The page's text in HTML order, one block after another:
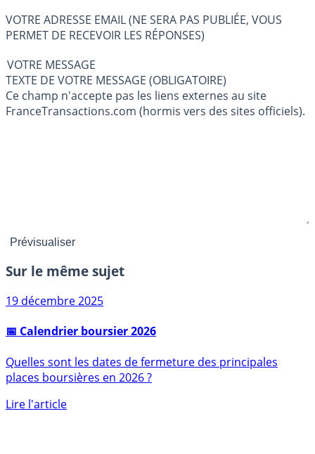
VOTRE ADRESSE EMAIL (NE SERA PAS PUBLIÉE, VOUS
PERMET DE RECEVOIR LES RÉPONSES)
VOTRE MESSAGE
TEXTE DE VOTRE MESSAGE (OBLIGATOIRE)
Ce champ n'accepte pas les liens externes au site
FranceTransactions.com (hormis vers des sites officiels).
Sur le même sujet
19 décembre 2025
📅 Calendrier boursier 2026
places boursières en 2026 ?